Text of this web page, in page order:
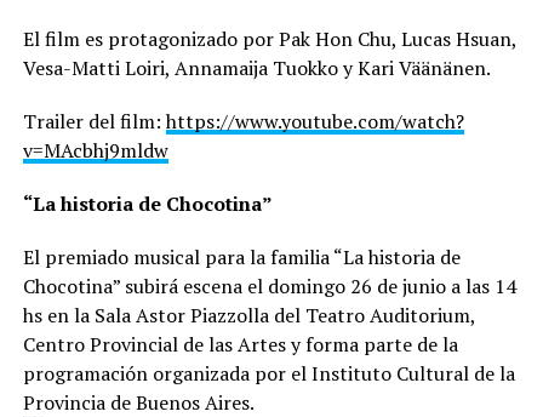
El film es protagonizado por Pak Hon Chu, Lucas Hsuan,
Vesa-Matti Loiri, Annamaija Tuokko y Kari Väänänen.
Trailer del film:https://www.youtube.com/watch?
v=MAcbhj9mldw
“La historia de Chocotina”
El premiado musical para la familia “La historia de
Chocotina” subirá escena el domingo 26 de junio a las 14
hs en la Sala Astor Piazzolla del Teatro Auditorium,
Centro Provincial de las Artes y forma parte de la
programación organizada por el Instituto Cultural de la
Provincia de Buenos Aires.